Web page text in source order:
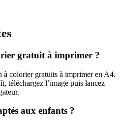
gratuit à imprimer ?
à colorier gratuits à imprimer en A4.
téléchargez l’image puis lancez
aux enfants ?